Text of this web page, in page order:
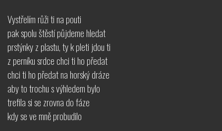
Vystřelím růži ti na pouti
pak spolu štěstí půjdeme hledat
prstýnky z plastu, ty k pleti jdou ti
z perníku srdce chci ti ho předat
chci ti ho předat na horský dráze
aby to trochu s výhledem bylo
trefila si se zrovna do fáze
kdy se ve mně probudilo